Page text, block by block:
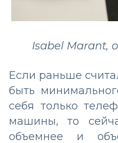
Isabel Marant,
Если раньше
быть
себя только
машины, то
объемнее и